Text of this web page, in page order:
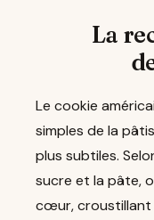
La
Le cookie
simples de la
plus subtiles.
sucre et la pâte,
cœur, croustillant